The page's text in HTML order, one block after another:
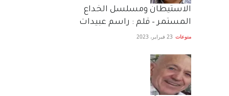
الاستيطان ومسلسل الخداع
المستمر – قلم : راسم عبيدات
منوعات 23 فبراير، 2023